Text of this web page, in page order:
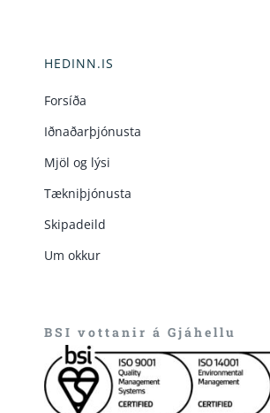
HEDINN.IS
Forsíða
Iðnaðarþjónusta
Mjöl og lýsi
Tækniþjónusta
Skipadeild
Um okkur
BSI vottanir á Gjáhellu